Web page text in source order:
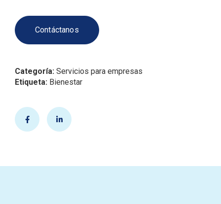
Contáctanos
Categoría: Servicios para empresas
Etiqueta: Bienestar